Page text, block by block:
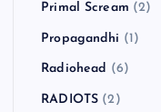
Primal Scream (2)
Propagandhi (1)
Radiohead (6)
RADIOTS (2)